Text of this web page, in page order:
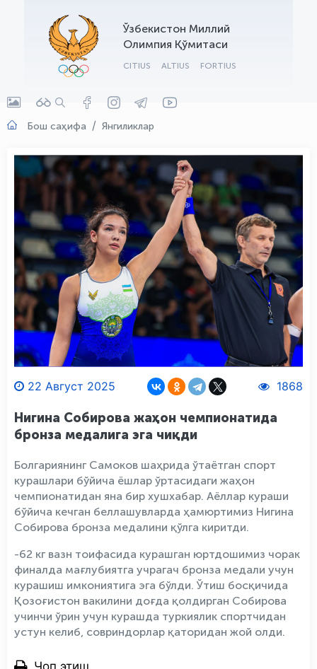
Ўзбекистон Миллий
Олимпия Қўмитаси
CITIUS ALTIUS FORTIUS
Бош саҳифа Янгиликлар
22 Август 2025 1868
Нигина Собирова жаҳон чемпионатида
бронза медалига эга чиқди
Болгариянинг Самоков шаҳрида ўтаётган спорт
курашлари бўйича ёшлар ўртасидаги жаҳон
чемпионатидан яна бир хушхабар. Аёллар кураши
бўйича кечган беллашувларда ҳамюртимиз Нигина
Собирова бронза медалини қўлга киритди.
-62 кг вазн тоифасида курашган юртдошимиз чорак
финалда мағлубиятга учрагач бронза медали учун
курашиш имкониятига эга бўлди. Ўтиш босқичида
Қозоғистон вакилини доғда қолдирган Собирова
учинчи ўрин учун курашда туркиялик спортчидан
устун келиб, совриндорлар қаторидан жой олди.
Чоп этиш
OLYMPCHIK AI - yordamchi
Онлайн · olympic.uz